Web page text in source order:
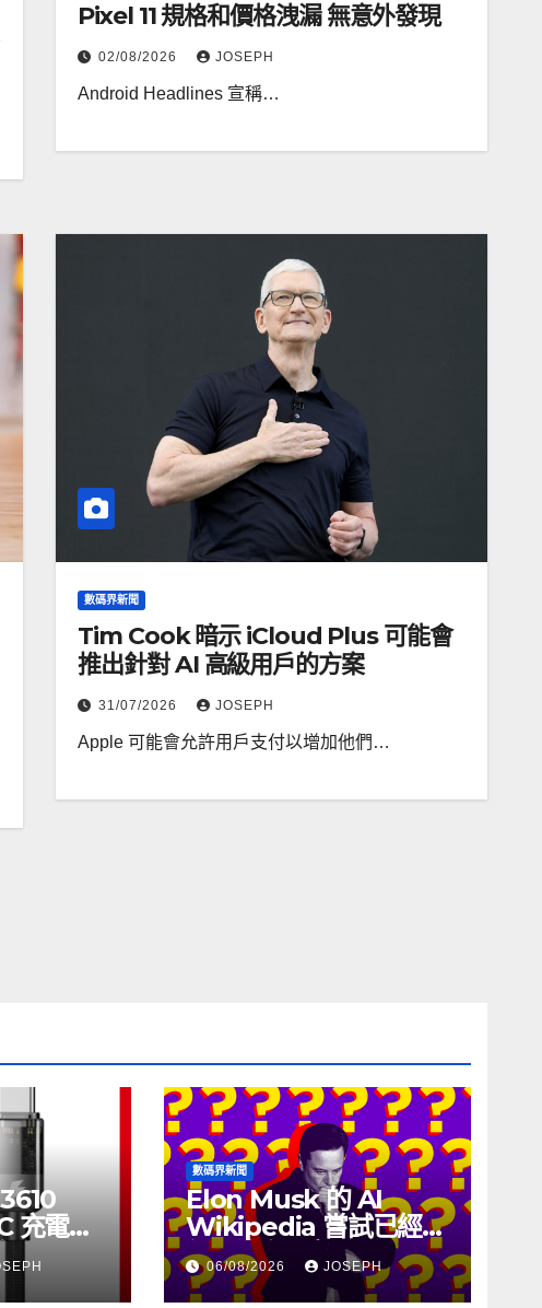
Pixel 11 規格和價格洩漏 無意外發現
02/08/2026 JOSEPH
Android Headlines 宣稱…
數碼界新聞
Tim Cook 暗示 iCloud Plus 可能會
推出針對 AI 高級用戶的方案
31/07/2026 JOSEPH
Apple 可能會允許用戶支付以增加他們…
充電線
數碼界新聞
Elon Musk 的 AI
Wikipedia 嘗試已經幾
個月沒有更新了
06/08/2026 JOSEPH